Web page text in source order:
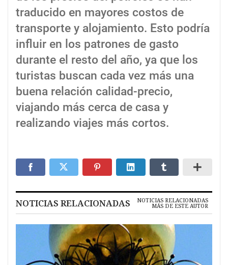
traducido en mayores costos de
transporte y alojamiento. Esto podría
influir en los patrones de gasto
durante el resto del año, ya que los
turistas buscan cada vez más una
buena relación calidad-precio,
viajando más cerca de casa y
realizando viajes más cortos.
NOTICIAS RELACIONADAS NOTICIAS RELACIONADAS
MÁS DE ESTE AUTOR